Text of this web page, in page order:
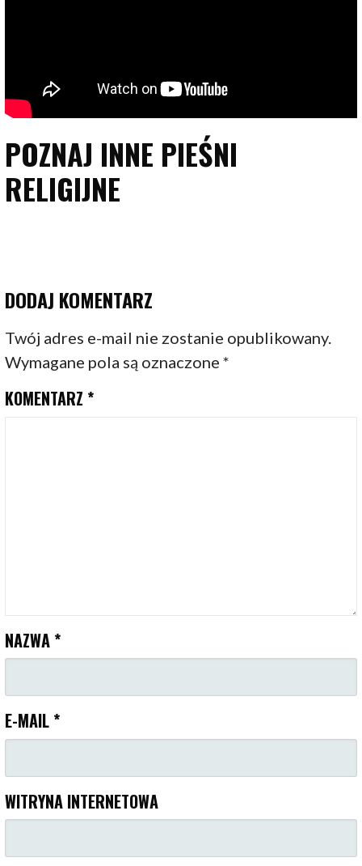
POZNAJ INNE PIEŚNI
RELIGIJNE
DODAJ KOMENTARZ
Twój adres e-mail nie zostanie opublikowany.
Wymagane pola są oznaczone*
KOMENTARZ *
NAZWA *
E-MAIL *
WITRYNA INTERNETOWA